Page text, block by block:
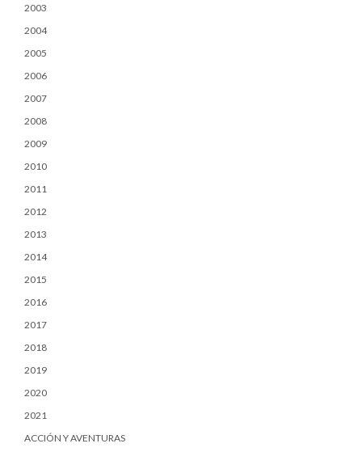
2003
2004
2005
2006
2007
2008
2009
2010
2011
2012
2013
2014
2015
2016
2017
2018
2019
2020
2021
ACCIÓN Y AVENTURAS